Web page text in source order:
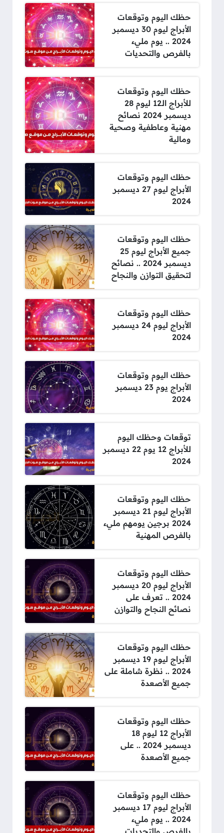
حظك اليوم وتوقعات
الأبراج ليوم 30 ديسمبر
2024 .. يوم مليء
بالفرص والتحديات
حظك اليوم وتوقعات
للأبراج الـ12 ليوم 28
ديسمبر 2024 نصائح
مهنية وعاطفية وصحية
ومالية
حظك اليوم وتوقعات
الأبراج ليوم 27 ديسمبر
2024
حظك اليوم وتوقعات
جميع الأبراج ليوم 25
ديسمبر 2024 .. نصائح
لتحقيق التوازن والنجاح
حظك اليوم وتوقعات
الأبراج ليوم 24 ديسمبر
2024
حظك اليوم وتوقعات
الأبراج يوم 23 ديسمبر
2024
توقعات وحظك اليوم
للأبراج 12 يوم 22 ديسمبر
2024
حظك اليوم وتوقعات
الأبراج ليوم 21 ديسمبر
2024 برجين يومهم مليء
بالفرص المهنية
حظك اليوم وتوقعات
الأبراج ليوم 20 ديسمبر
2024 .. تعرف على
نصائح النجاح والتوازن
حظك اليوم وتوقعات
الأبراج ليوم 19 ديسمبر
2024 .. نظرة شاملة على
جميع الأصعدة
حظك اليوم وتوقعات
الأبراج 12 ليوم 18
ديسمبر 2024 .. على
جميع الأصعدة
حظك اليوم وتوقعات
الأبراج ليوم 17 ديسمبر
2024 .. يوم مليء